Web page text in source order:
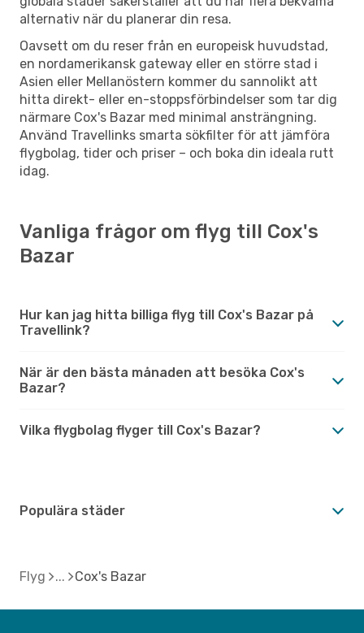
alternativ när du planerar din resa.
Oavsett om du reser från en europeisk huvudstad,
en nordamerikansk gateway eller en större stad i
Asien eller Mellanöstern kommer du sannolikt att
hitta direkt- eller en-stoppsförbindelser som tar dig
närmare Cox's Bazar med minimal ansträngning.
Använd Travellinks smarta sökfilter för att jämföra
flygbolag, tider och priser – och boka din ideala rutt
idag.
Vanliga frågor om flyg till Cox's
Bazar
Hur kan jag hitta billiga flyg till Cox's Bazar på
Travellink?
När är den bästa månaden att besöka Cox's
Bazar?
Vilka flygbolag flyger till Cox's Bazar?
Populära städer
Flyg Cox's Bazar